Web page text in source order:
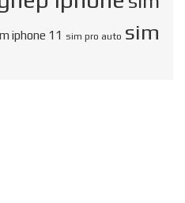
iphone 11 sim pro auto sim